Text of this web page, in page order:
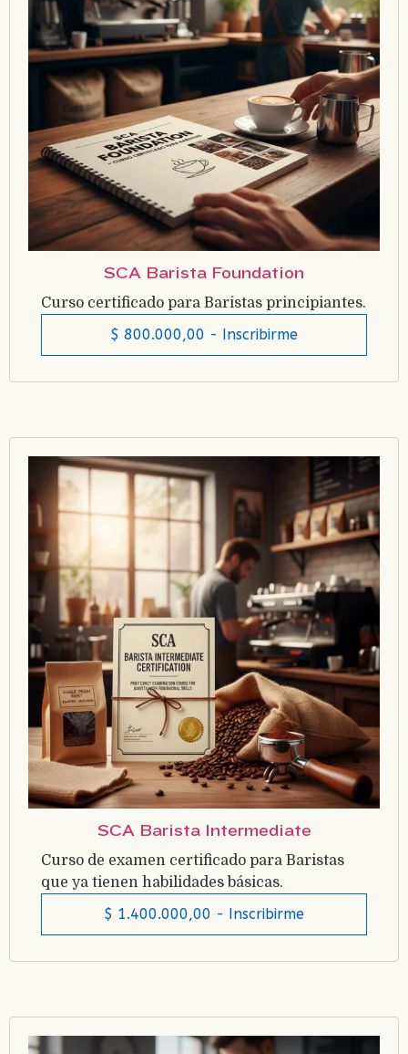
SCA Barista Foundation
Curso certificado para Baristas principiantes.
$ 800.000,00 - Inscribirme
SCA Barista Intermediate
Curso de examen certificado para Baristas
que ya tienen habilidades básicas.
$ 1.400.000,00 - Inscribirme